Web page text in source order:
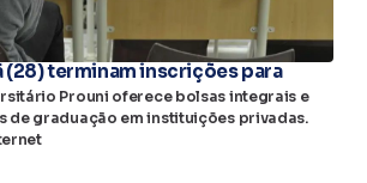
(28) terminam inscrições para
Prouni oferece bolsas integrais e
de graduação em instituições privadas.